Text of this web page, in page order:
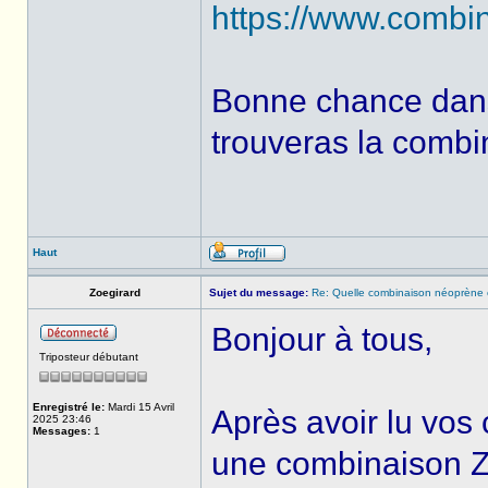
https://
Bonne chance
trouveras la
Haut
Zoegirard Sujet du message: Re: Quelle combinaison néoprène
Triposteur débutant
Enregistré le: Mardi 15 Avril
2025 23:46
Messages: 1
Bonjour à tous,
Après avoir lu vos
une combinaison